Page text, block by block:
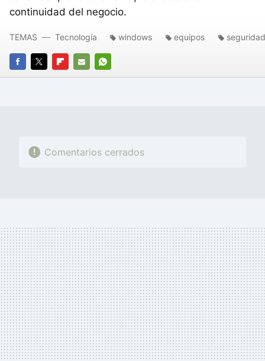
continuidad del negocio.
FACEBOOK
TWITTERFLIPBOARD
E-
WHATSAPP
TEMAS Tecnología windows equipos seguridad
Comentarios cerrados